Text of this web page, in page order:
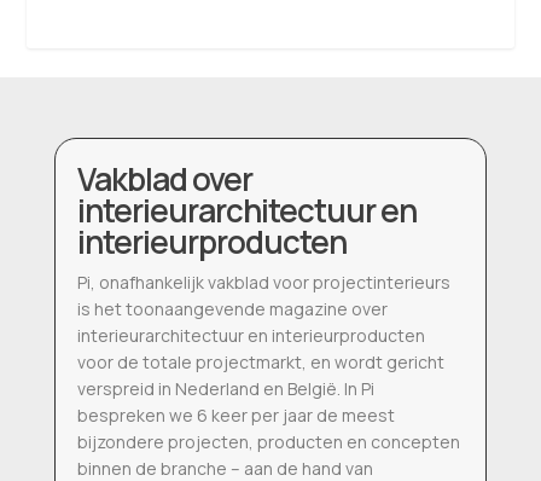
Vakblad over
interieurarchitectuur en
interieurproducten
Pi, onafhankelijk vakblad voor projectinterieurs
is het toonaangevende magazine over
interieurarchitectuur en interieurproducten
voor de totale projectmarkt, en wordt gericht
verspreid in Nederland en België. In Pi
bespreken we 6 keer per jaar de meest
bijzondere projecten, producten en concepten
binnen de branche – aan de hand van